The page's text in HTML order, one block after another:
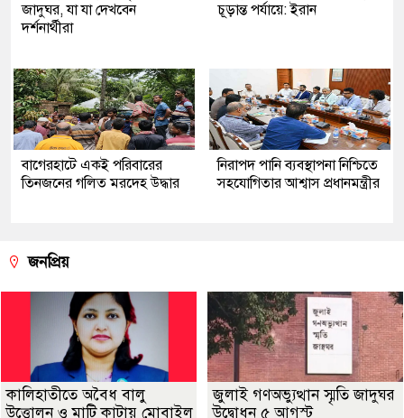
জাদুঘর, যা যা দেখবেন
দর্শনার্থীরা
চূড়ান্ত পর্যায়ে: ইরান
‎বাগেরহাটে একই পরিবারের
তিনজনের গলিত মরদেহ উদ্ধার
নিরাপদ পানি ব্যবস্থাপনা নিশ্চিতে
সহযোগিতার আশ্বাস প্রধানমন্ত্রীর
জনপ্রিয়
কালিহাতীতে অবৈধ বালু
উত্তোলন ও মাটি কাটায় মোবাইল
জুলাই গণঅভ্যুত্থান স্মৃতি জাদুঘর
উদ্বোধন ৫ আগস্ট